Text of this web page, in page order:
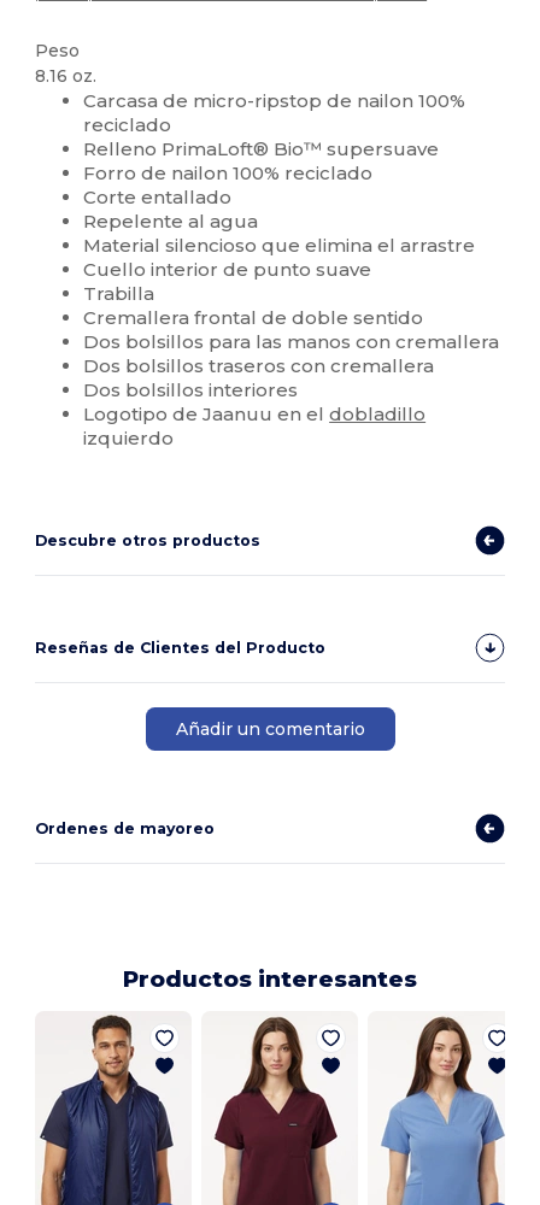
Peso
8.16 oz.
Carcasa de micro-ripstop de nailon 100%
reciclado
Relleno PrimaLoft® Bio™ supersuave
Forro de nailon 100% reciclado
Corte entallado
Repelente al agua
Material silencioso que elimina el arrastre
Cuello interior de punto suave
Trabilla
Cremallera frontal de doble sentido
Dos bolsillos para las manos con cremallera
Dos bolsillos traseros con cremallera
Dos bolsillos interiores
Logotipo de Jaanuu en eldobladillo
izquierdo
Descubre otros productos
Reseñas de Clientes del Producto
Añadir un comentario
Ordenes de mayoreo
Productos interesantes